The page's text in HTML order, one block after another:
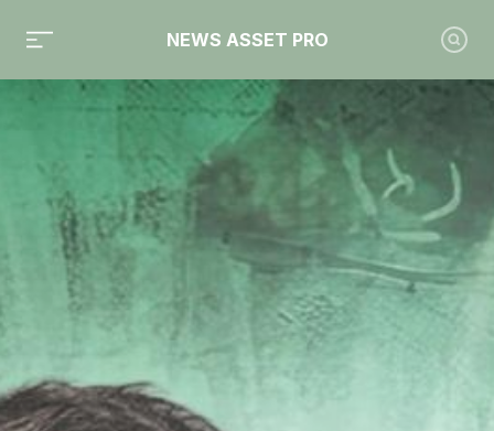
NEWS ASSET PRO
Toute l'actualité sur le tag "Milleis"